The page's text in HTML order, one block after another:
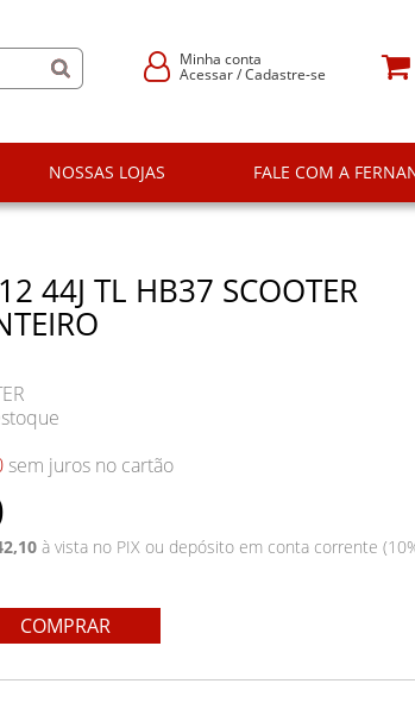
Minha conta
Acessar/Cadastre-se
NOSSAS LOJAS FALE COM A
44J TL HB37 SCOOTER
sem juros no cartão
à vista no PIX ou depósito em conta corrente
COMPRAR